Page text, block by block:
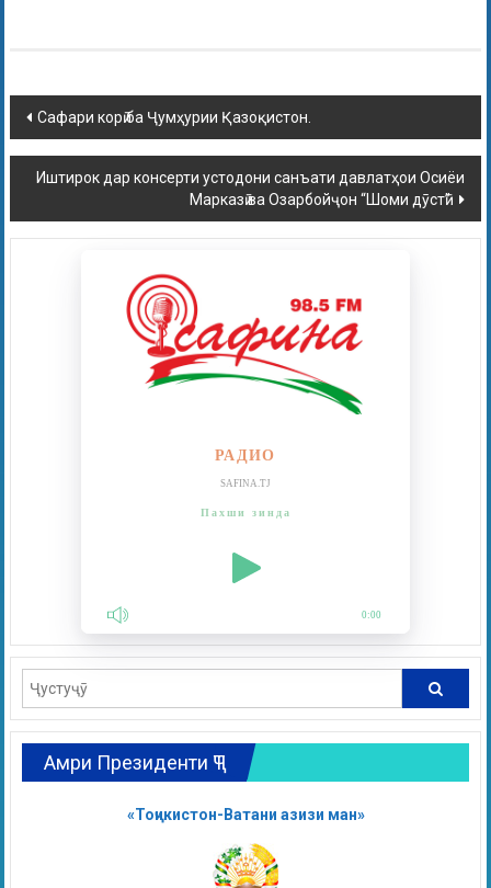
Сафари корӣ ба Ҷумҳурии Қазоқистон.
Иштирок дар консерти устодони санъати давлатҳои Осиёи
Марказӣ ва Озарбойҷон “Шоми дӯстӣ”.
РАДИО
SAFINA.TJ
Пахши зинда
0:00
Амри Президенти ҶТ
«Тоҷикистон-Ватани азизи ман»